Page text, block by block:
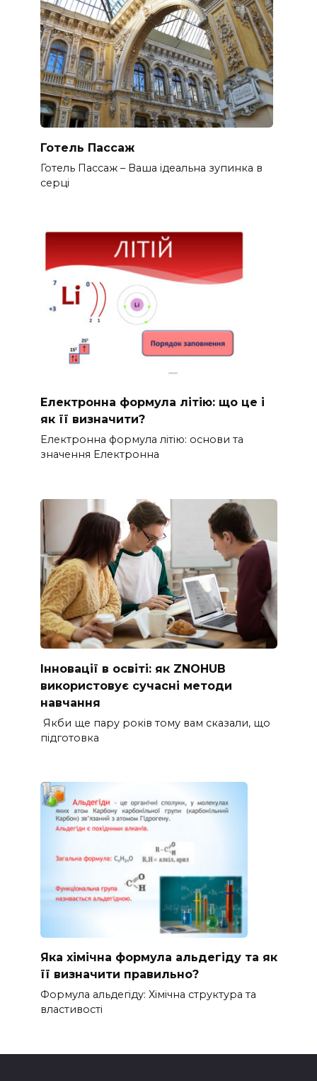
Готель Пассаж
Готель Пассаж – Ваша ідеальна зупинка в
серці
Електронна формула літію: що це і
як її визначити?
Електронна формула літію: основи та
значення Електронна
Інновації в освіті: як ZNOHUB
використовує сучасні методи
навчання
Якби ще пару років тому вам сказали, що
підготовка
Яка хімічна формула альдегіду та як
її визначити правильно?
Формула альдегіду: Хімічна структура та
властивості